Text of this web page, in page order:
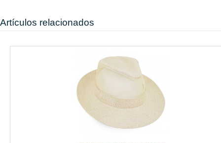
Artículos relacionados